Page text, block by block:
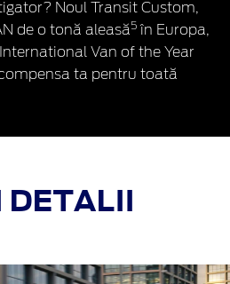
Noul Transit Custom,
de o tonă aleasă5în Europa,
Van of the Year
ta pentru toată